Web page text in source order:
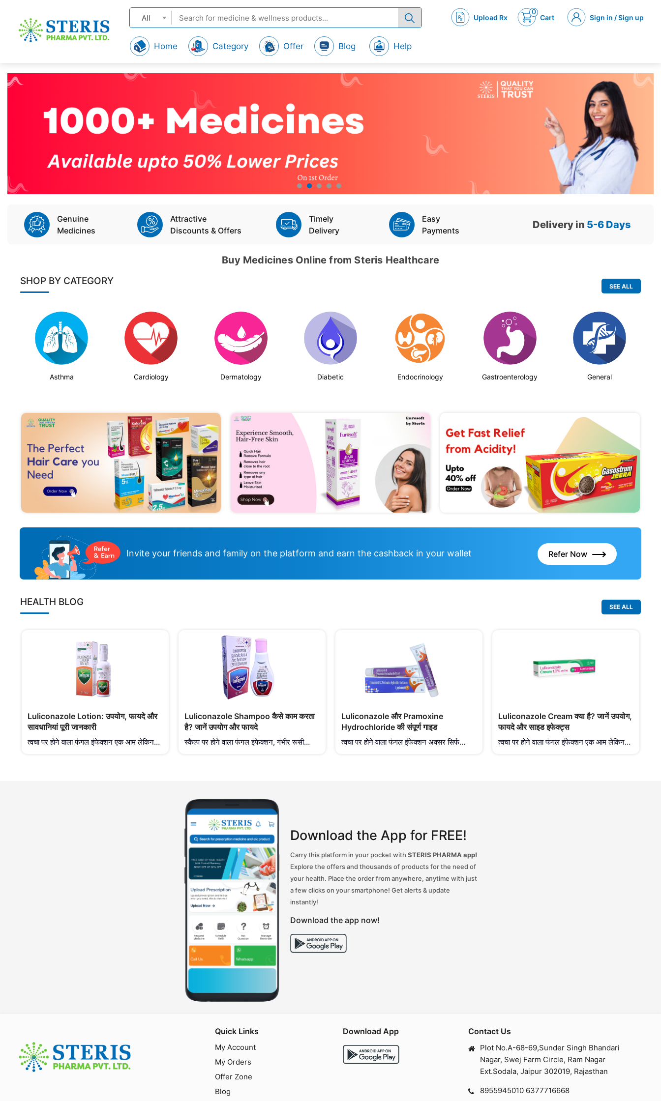
Upload Rx
0
Cart Sign in / Sign up
All
Home Category Offer Blog Help
Genuine
Medicines
Attractive
Discounts & Offers
Timely
Delivery
Easy
Payments
Delivery in 5-6 Days
Buy Medicines Online from Steris Healthcare
SHOP BY CATEGORY SEE ALL
Asthma Cardiology Dermatology Diabetic Endocrinology Gastroenterology General
Invite your friends and family on the platform and earn the cashback in your wallet Refer Now
HEALTH BLOG SEE ALL
Luliconazole Lotion: उपयोग, फायदे और
सावधानियां पूरी जानकारी
त्वचा पर होने वाला फंगल इंफेक्शन एक आम लेकिन
Luliconazole Shampoo कैसे काम करता
है? जानें उपयोग और फायदे
स्कैल्प पर होने वाला फंगल इंफेक्शन, गंभीर रूसी
छूते। इसी समस्या के प्रभावी समाधान के लिए
Steris Healthcare
Luliconazole और Pramoxine
Hydrochloride की संपूर्ण गाइड
त्वचा पर होने वाला फंगल इंफेक्शन अक्सर सिर्फ
Luliconazole Cream क्या है? जानें उपयोग,
फायदे और साइड इफेक्ट्स
त्वचा पर होने वाला फंगल इंफेक्शन एक आम लेकिन
Download the App for FREE!
Carry this platform in your pocket withSTERIS PHARMA app!
Explore the offers and thousands of products for the need of
your health. Place the order from anywhere, anytime with just
a few clicks on your smartphone! Get alerts & update
instantly!
Download the app now!
Quick Links
My Account
My Orders
Offer Zone
Blog
Download App Contact Us
Plot No.A-68-69,Sunder Singh Bhandari
Nagar, Swej Farm Circle, Ram Nagar
Ext.Sodala, Jaipur 302019, Rajasthan
8955945010 6377716668